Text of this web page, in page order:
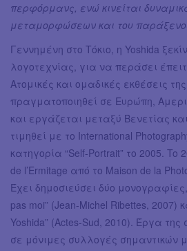
περφόρμανς, ενώ κινείται
μεταμορφώσεων και του
Γεννημένη στο Τόκιο, η Yoshida
λογοτεχνίας, για να περάσει
Ατομικές και ομαδικές εκθέσεις
πραγματοποιηθεί σε Ευρώπη,
και εργάζεται μεταξύ Βενετίας
τιμηθεί με το International
κατηγορία “Self-Portrait” το 2005. To
de l’Ermitage από το Maison de la
Έχει δημοσιεύσει δύο μονογραφίες,
pas moi” (Jean-Michel Ribettes, 2007)
Yoshida” (Actes-Sud, 2010). Έργα
σε μόνιμες συλλογές σημαντικών